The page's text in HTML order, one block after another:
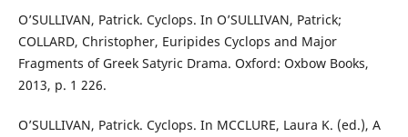
O’SULLIVAN, Patrick. Cyclops. In O’SULLIVAN, Patrick;
COLLARD, Christopher, Euripides Cyclops and Major
Fragments of Greek Satyric Drama. Oxford: Oxbow Books,
2013, p. 1 226.
O’SULLIVAN, Patrick. Cyclops. In MCCLURE, Laura K. (ed.), A